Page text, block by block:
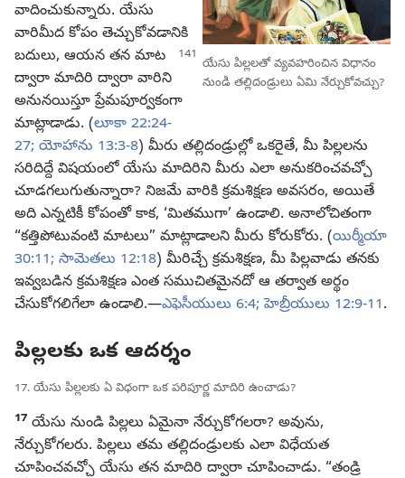
యేసు పిల్లలతో వ్యవహరించిన విధానం
నుండి తల్లిదండ్రులు ఏమి నేర్చుకోవచ్చు?
వాదించుకున్నారు. యేసు
వారిమీద కోపం తెచ్చుకోవడానికి
బదులు, ఆయన తన మాట
ద్వారా మాదిరి ద్వారా వారిని
అనునయిస్తూ ప్రేమపూర్వకంగా
మాట్లాడాడు. (లూకా 22:24-
27; యోహాను 13:3-8) మీరు తల్లిదండ్రుల్లో ఒకరైతే, మీ పిల్లలను
సరిదిద్దే విషయంలో యేసు మాదిరిని మీరు ఎలా అనుకరించవచ్చో
చూడగలుగుతున్నారా? నిజమే వారికి క్రమశిక్షణ అవసరం, అయితే
అది ఎన్నటికీ కోపంతో కాక, ‘మితముగా’ ఉండాలి. అనాలోచితంగా
“కత్తిపోటువంటి మాటలు” మాట్లాడాలని మీరు కోరుకోరు. (యిర్మీయా
30:11; సామెతలు 12:18) మీరిచ్చే క్రమశిక్షణ, మీ పిల్లవాడు తనకు
ఇవ్వబడిన క్రమశిక్షణ ఎంత సముచితమైనదో ఆ తర్వాత అర్థం
చేసుకోగలిగేలా ఉండాలి.—ఎఫెసీయులు 6:4; హెబ్రీయులు 12:9-11.
పిల్లలకు ఒక ఆదర్శం
17. యేసు పిల్లలకు ఏ విధంగా ఒక పరిపూర్ణ మాదిరి ఉంచాడు?
17 యేసు నుండి పిల్లలు ఏమైనా నేర్చుకోగలరా? అవును,
నేర్చుకోగలరు. పిల్లలు తమ తల్లిదండ్రులకు ఎలా విధేయత
చూపించవచ్చో యేసు తన మాదిరి ద్వారా చూపించాడు. “తండ్రి